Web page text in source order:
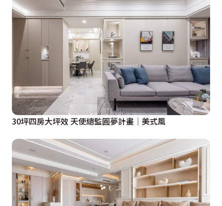
30坪四房大坪效 天使總監圓夢計畫│美式風